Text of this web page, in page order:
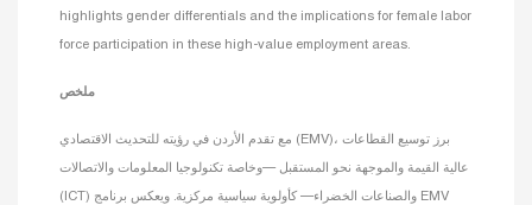
highlights gender differentials and the implications for female labor
force participation in these high-value employment areas.
ملخص
مع تقدم الأردن في رؤيته للتحديث الاقتصادي (EMV)، برز توسيع القطاعات
عالية القيمة والموجهة نحو المستقبل —وخاصة تكنولوجيا المعلومات والاتصالات
(ICT) والصناعات الخضراء— كأولوية سياسية مركزية. ويعكس برنامج EMV